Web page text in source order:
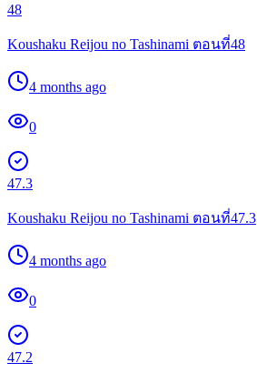
48
Koushaku Reijou no Tashinami ตอนที่48
4 months ago
0
47.3
Koushaku Reijou no Tashinami ตอนที่47.3
4 months ago
0
47.2